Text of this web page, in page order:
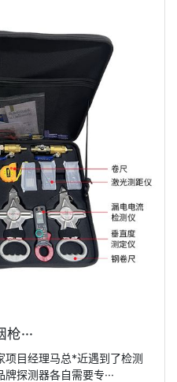
···
项目经理马总*近遇到了检测
探测器各自需要专···